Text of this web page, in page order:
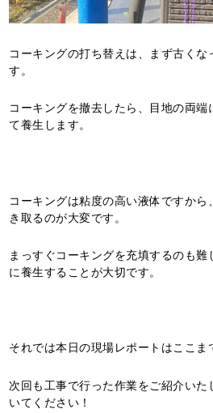
コーキングの打ち替えは、まず古くな
す。
コーキングを撤去したら、目地の両
て養生します。
コーキングは粘度の高い液体ですか
き取るのが大変です。
まっすぐコーキングを充填するのも
に養生することが大切です。
それでは本日の現場レポートはここま
次回も工事で行った作業をご紹介い
いてください！